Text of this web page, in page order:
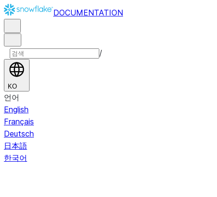
DOCUMENTATION
/
KO
언어
English
Français
Deutsch
日本語
한국어